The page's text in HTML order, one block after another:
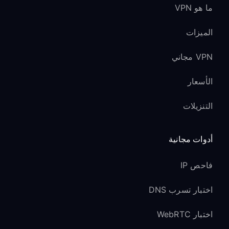
Fire TV Stick 4K Max:
أحدث Fire OS مع دعم محسّن لـ Proxy
يعالج المعالج رباعي النوى توجيه VPN بكفاءة
نحو أمثل
دعم Wi-Fi 6 لتحسين أداء VPN
والإصدارات الأحدث
VPN
الحفاظ على دعم Dolby Vision وAtmos
ما هو VPN
الميزات
VPN مجاني
الأسعار
التنزيلات
أدوات مجانية
فاحص IP
اختبار تسرب DNS
اختبار WebRTC